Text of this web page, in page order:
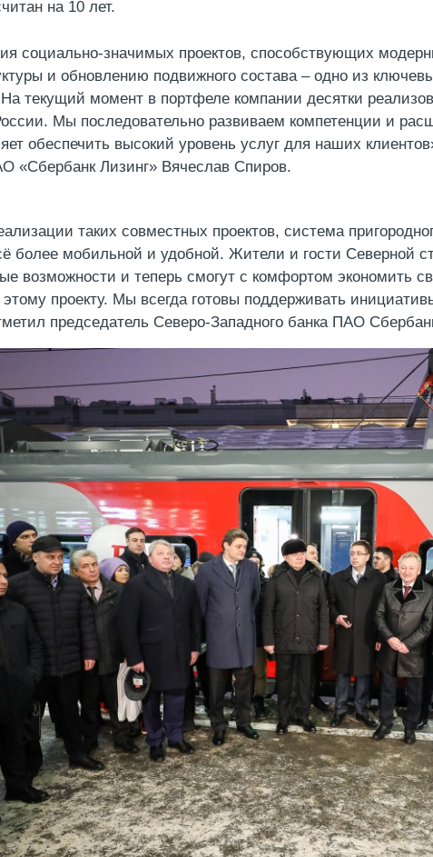
на 10 лет.
социально-значимых проектов, способствующих
и обновлению подвижного состава – одно из
текущий момент в портфеле компании десятки
Мы последовательно развиваем компетенции и
обеспечить высокий уровень услуг для наших
«Сбербанк Лизинг» Вячеслав Спиров.
таких совместных проектов, система
более мобильной и удобной. Жители и гости Северной
возможности и теперь смогут с комфортом экономить
проекту. Мы всегда готовы поддерживать
председатель Северо-Западного банка ПАО